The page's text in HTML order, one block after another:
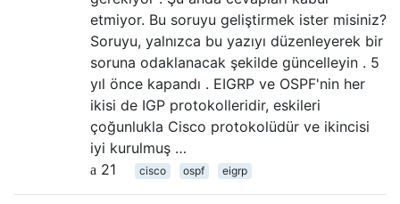
etmiyor. Bu soruyu geliştirmek ister misiniz?
Soruyu, yalnızca bu yazıyı düzenleyerek bir
soruna odaklanacak şekilde güncelleyin . 5
yıl önce kapandı . EIGRP ve OSPF'nin her
ikisi de IGP protokolleridir, eskileri
çoğunlukla Cisco protokolüdür ve ikincisi
iyi kurulmuş …
21
cisco ospf eigrp